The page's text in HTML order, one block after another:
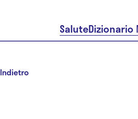
SaluteDizionario
Indietro